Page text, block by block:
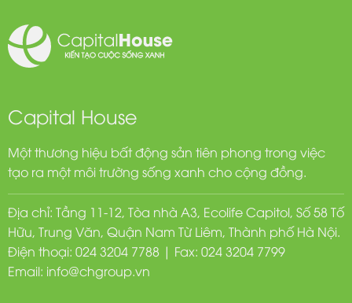
Capital House
Một thương hiệu bất động sản tiên phong trong việc
tạo ra một môi trường sống xanh cho cộng đồng.
Địa chỉ: Tầng 11-12, Tòa nhà A3, Ecolife Capitol, Số 58 Tố
Hữu, Trung Văn, Quận Nam Từ Liêm, Thành phố Hà Nội.
Điện thoại: 024 3204 7788 | Fax: 024 3204 7799
Email: info@chgroup.vn